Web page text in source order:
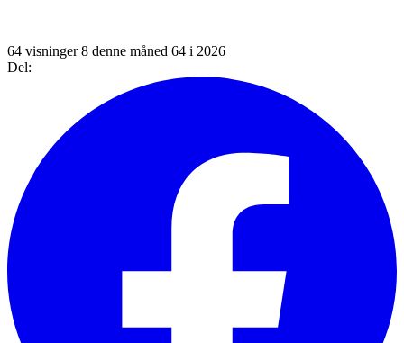
64 visninger8 denne måned 64 i 2026
Del: